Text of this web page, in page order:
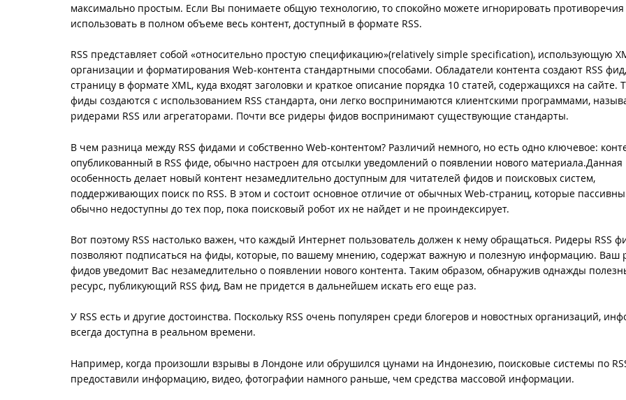
максимально простым. Если Вы понимаете общую технологию, то спокойно можете игнорировать
использовать в полном объеме весь контент, доступный в формате RSS.
RSS представляет собой «относительно простую спецификацию»(relatively simple specification), использующую
организации и форматирования Web-контента стандартными способами. Обладатели контента создают RSS
страницу в формате XML, куда входят заголовки и краткое описание порядка 10 статей, содержащихся на сайте.
фиды создаются с использованием RSS стандарта, они легко воспринимаются клиентскими программами,
ридерами RSS или агрегаторами. Почти все ридеры фидов воспринимают существующие стандарты.
В чем разница между RSS фидами и собственно Web-контентом? Различий немного, но есть одно ключевое:
опубликованный в RSS фиде, обычно настроен для отсылки уведомлений о появлении нового материала.Данная
особенность делает новый контент незамедлительно доступным для читателей фидов и поисковых систем,
поддерживающих поиск по RSS. В этом и состоит основное отличие от обычных Web-страниц, которые
обычно недоступны до тех пор, пока поисковый робот их не найдет и не проиндексирует.
Вот поэтому RSS настолько важен, что каждый Интернет пользователь должен к нему обращаться. Ридеры RSS
позволяют подписаться на фиды, которые, по вашему мнению, содержат важную и полезную информацию. Ваш
фидов уведомит Вас незамедлительно о появлении нового контента. Таким образом, обнаружив однажды
ресурс, публикующий RSS фид, Вам не придется в дальнейшем искать его еще раз.
У RSS есть и другие достоинства. Поскольку RSS очень популярен среди блогеров и новостных организаций,
всегда доступна в реальном времени.
Например, когда произошли взрывы в Лондоне или обрушился цунами на Индонезию, поисковые системы по
предоставили информацию, видео, фотографии намного раньше, чем средства массовой информации.